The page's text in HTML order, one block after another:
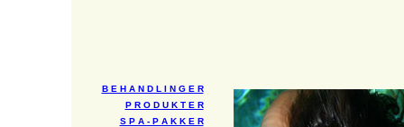
B E H A N D L I N G E R
P R O D U K T E R
S P A - P A K K E R